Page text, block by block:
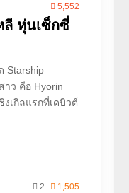
5,552
ลี หุ่นเซ็กซี่
Starship
าว คือ Hyorin
งเกิลแรกที่เดบิวต์
2 1,505